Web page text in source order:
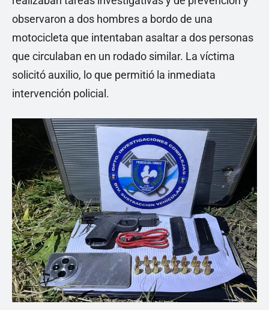
observaron a dos hombres a bordo de una
motocicleta que intentaban asaltar a dos personas
que circulaban en un rodado similar. La víctima
solicitó auxilio, lo que permitió la inmediata
intervención policial.